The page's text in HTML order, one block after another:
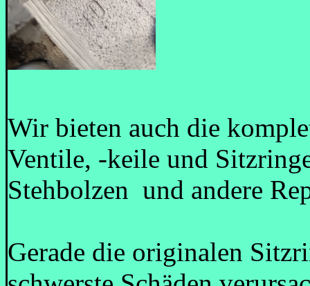
Wir bieten auch die
Ventile, -keile und
Stehbolzen und andere
Gerade die originalen